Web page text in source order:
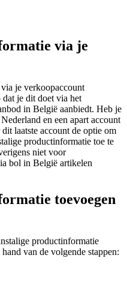
via je
je verkoopaccount
dat je dit doet via het
in België aanbiedt. Heb je
en een apart account
laatste account de optie om
productinformatie toe te
niet voor
bol in België artikelen
toevoegen
productinformatie
van de volgende stappen: